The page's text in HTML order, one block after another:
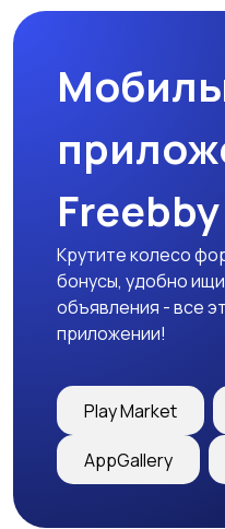
Freebby
Крутите колесо
бонусы, удобно
объявления - все
приложении!
Play Market
AppGallery